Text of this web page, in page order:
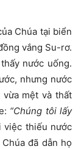
Chúa tại biển
vắng Su-rơ.
nước uống.
nhưng nước
mệt và thất
“Chúng tôi lấy
việc thiếu nước
đã dẫn họ